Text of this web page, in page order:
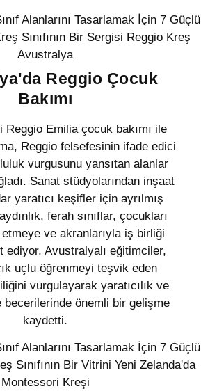
Reggio Çocuk
Bakımı
Emilia çocuk bakımı ile
Reggio felsefesinin ifade edici
vurgusunu yansıtan alanlar
Sanat stüdyolarından inşaat
yaratıcı keşifler için ayrılmış
ferah sınıflar, çocukları
ve akranlarıyla iş birliği
ediyor. Avustralyalı eğitimciler,
uçlu öğrenmeyi teşvik eden
vurgulayarak yaratıcılık ve
becerilerinde önemli bir gelişme
kaydetti.